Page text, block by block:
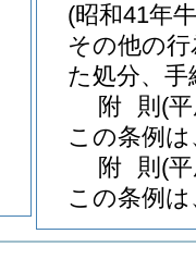
(昭和41年
その他の
た処分、
附 則 (
この条例
附 則 (
この条例